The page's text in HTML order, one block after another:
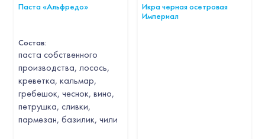
Паста «Альфредо»
Состав:
паста собственного
производства, лосось,
креветка, кальмар,
гребешок, чеснок, вино,
петрушка, сливки,
пармезан, базилик, чили
Икра черная осетровая
Империал